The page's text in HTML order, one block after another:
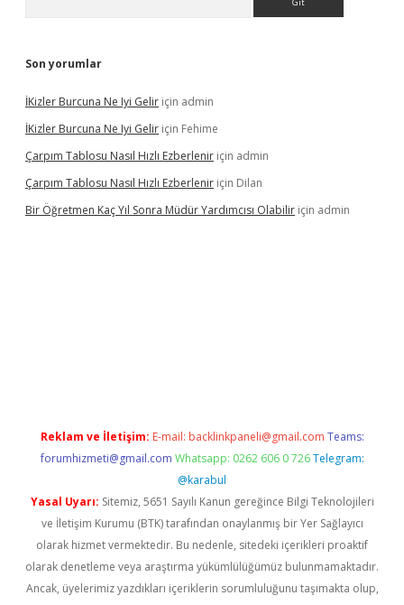
Son yorumlar
İKizler Burcuna Ne Iyi Gelir için admin
İKizler Burcuna Ne Iyi Gelir için Fehime
Çarpım Tablosu Nasıl Hızlı Ezberlenir için admin
Çarpım Tablosu Nasıl Hızlı Ezberlenir için Dilan
Bir Öğretmen Kaç Yıl Sonra Müdür Yardımcısı Olabilir için admin
Reklam ve İletişim: E-mail: backlinkpaneli@gmail.com Teams:
forumhizmeti@gmail.com Whatsapp: 0262 606 0 726 Telegram:
@karabul
Yasal Uyarı: Sitemiz, 5651 Sayılı Kanun gereğince Bilgi Teknolojileri
ve İletişim Kurumu (BTK) tarafından onaylanmış bir Yer Sağlayıcı
olarak hizmet vermektedir. Bu nedenle, sitedeki içerikleri proaktif
olarak denetleme veya araştırma yükümlülüğümüz bulunmamaktadır.
Ancak, üyelerimiz yazdıkları içeriklerin sorumluluğunu taşımakta olup,